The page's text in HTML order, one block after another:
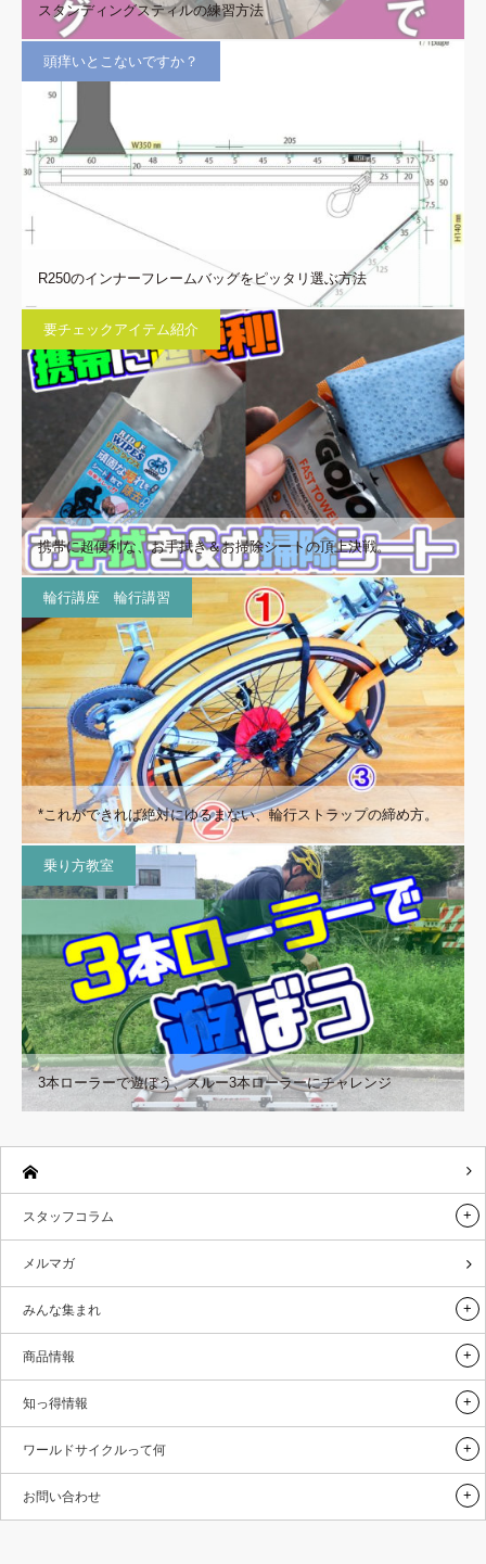
スタンディングスティルの練習方法
頭痒いとこないですか？
R250のインナーフレームバッグをピッタリ選ぶ方法
要チェックアイテム紹介
携帯に超便利な、お手拭き＆お掃除シートの頂上決戦。
輪行講座 輪行講習
*これができれば絶対にゆるまない、輪行ストラップの締め方。
乗り方教室
3本ローラーで遊ぼう、スルー3本ローラーにチャレンジ
スタッフコラム
メルマガ
みんな集まれ
商品情報
知っ得情報
ワールドサイクルって何
お問い合わせ